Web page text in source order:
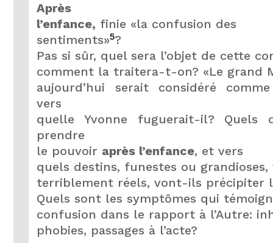
Après
l’enfance, finie «la confusion des
sentiments»5?
Pas si sûr, quel sera l’objet de cette
comment la traitera-t-on? «Le grand
aujourd’hui serait considéré
vers
quelle Yvonne fuguerait-il? Quels
prendre
le pouvoir après l’enfance, et vers
quels destins, funestes ou
terriblement réels, vont-ils précipiter
Quels sont les symptômes qui
confusion dans le rapport à l’Autre:
phobies, passages à l’acte?